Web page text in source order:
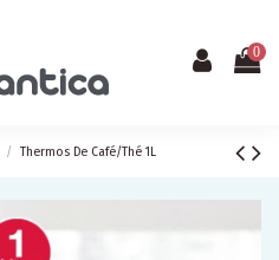
0
Thermos De Café/Thé 1L